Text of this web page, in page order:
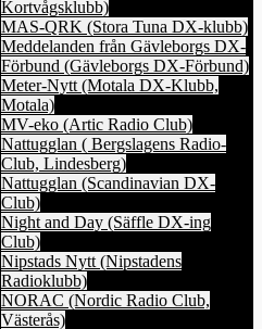
Kortvågsklubb)
MAS-QRK (Stora Tuna DX-klubb)
Meddelanden från Gävleborgs DX-
Förbund (Gävleborgs DX-Förbund)
Meter-Nytt (Motala DX-Klubb,
Motala)
MV-eko (Artic Radio Club)
Nattugglan ( Bergslagens Radio-
Club, Lindesberg)
Nattugglan (Scandinavian DX-
Club)
Night and Day (Säffle DX-ing
Club)
Nipstads Nytt (Nipstadens
Radioklubb)
NORAC (Nordic Radio Club,
Västerås)